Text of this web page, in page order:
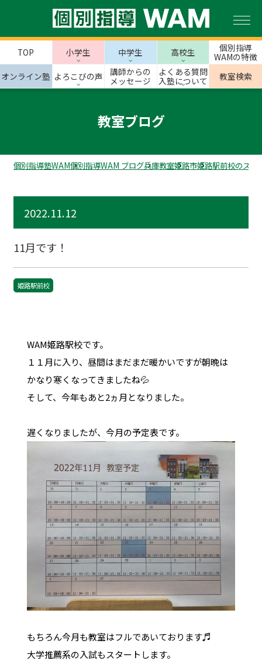
TOP 小学生 中学生 高校生
個別指導
WAMの特徴
オンライン塾 よろこびの声
講師からの
メッセージ
よくある質問
入塾について
教室検索
教室ブログ
個別指導塾WAM個別指導WAM ブログ兵庫教室姫路市姫路駅前校のスタ
2022.11.12
11月です！
姫路駅前校
WAM姫路駅校です。
１１月に入り、昼間はまだまだ暖かいですが朝晩は
かなり寒くなってきましたね💦
そして、今年もあと2ヵ月となりました。
遅くなりましたが、今月の予定表です。
もちろん今月も教室はフルであいております♬
大学推薦系の入試もスタートします。